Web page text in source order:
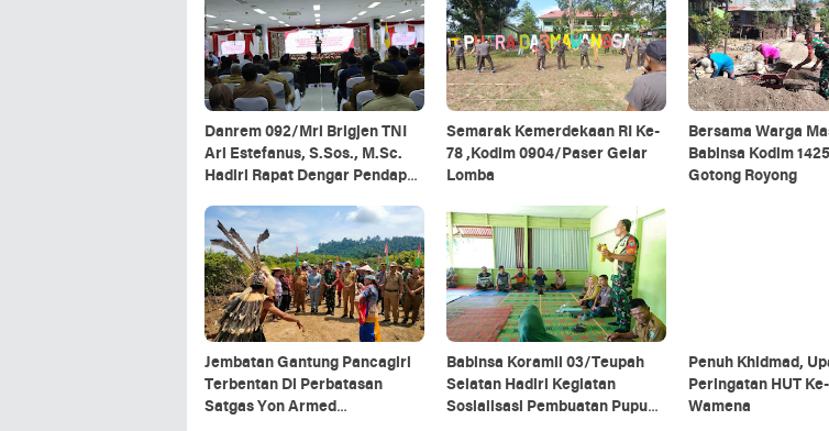
Danrem 092/Mrl Brigjen TNI
Ari Estefanus, S.Sos., M.Sc.
Hadiri Rapat Dengar Pendapat
Kalimantan Utara
Semarak Kemerdekaan RI Ke-
78 ,Kodim 0904/Paser Gelar
Lomba
Bersama Warga
Babinsa Kodim
Gotong Royong
Jembatan Gantung Pancagiri
Terbentan Di Perbatasan
Satgas Yon Armed
Babinsa Koramil 03/Teupah
Selatan Hadiri Kegiatan
Sosialisasi Pembuatan Pupuk
Penuh Khidmad,
Peringatan HUT
Wamena